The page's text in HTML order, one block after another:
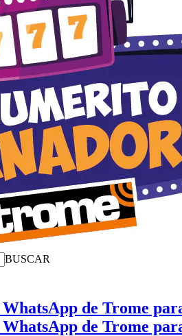
BUSCAR
de Trome
de Trome